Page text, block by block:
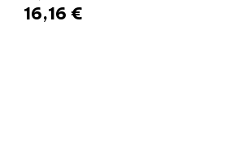
16,16 €